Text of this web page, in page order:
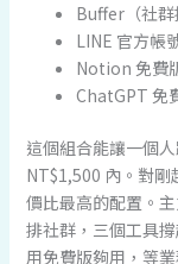
Buffer（社
LINE 官方帳
Notion 免費
ChatGPT 免
這個組合能讓一個
NT$1,500 內。對剛
價比最高的配置。
排社群，三個工具
用免費版夠用，等